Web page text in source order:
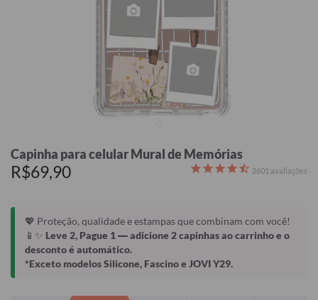
Capinha para celular Mural de Memórias
R$69,90 2601 avaliações
💖 Proteção, qualidade e estampas que combinam com você!
📱✨ Leve 2, Pague 1— adicione 2 capinhas ao carrinho e o
desconto é automático.
*Exceto modelos Silicone, Fascino e JOVI Y29.